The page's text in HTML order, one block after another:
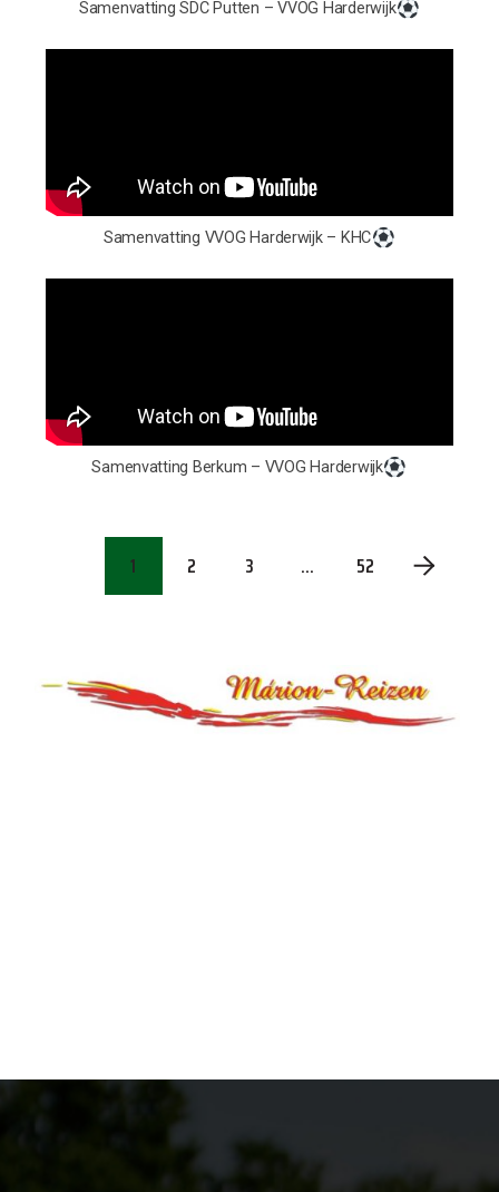
Samenvatting SDC Putten – VVOG Harderwijk
Samenvatting VVOG Harderwijk – KHC
Samenvatting Berkum – VVOG Harderwijk
1 2 3 … 52